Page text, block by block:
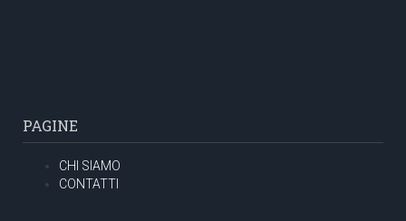
PAGINE
CHI SIAMO
CONTATTI